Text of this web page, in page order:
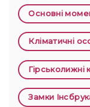
Основні
Кліматичні
Гірськолижні
Замки